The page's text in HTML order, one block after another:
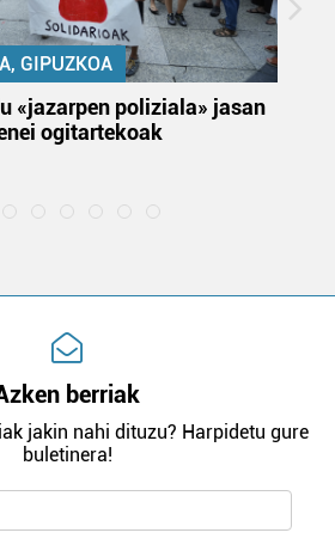
GIPUZKOA
«jazarpen poliziala» jasan
ogitartekoak
berriak
jakin nahi dituzu? Harpidetu gure
buletinera!